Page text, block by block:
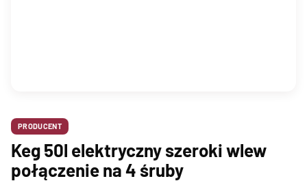
PRODUCENT
Keg 50l elektryczny szeroki wlew
połączenie na 4 śruby